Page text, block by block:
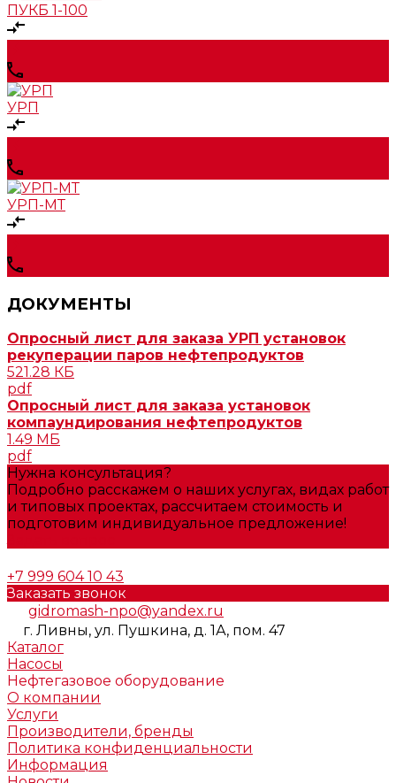
ПУКБ 1-100
УРП
УРП-МТ
ДОКУМЕНТЫ
Опросный лист для заказа УРП установок
рекуперации паров нефтепродуктов
521.28 КБ
pdf
Опросный лист для заказа установок
компаундирования нефтепродуктов
1.49 МБ
pdf
Нужна консультация?
Подробно расскажем о наших услугах, видах работ
и типовых проектах, рассчитаем стоимость и
подготовим индивидуальное предложение!
+7 999 604 10 43
Заказать звонок
gidromash-npo@yandex.ru
г. Ливны, ул. Пушкина, д. 1А, пом. 47
Каталог
Насосы
Нефтегазовое оборудование
О компании
Услуги
Производители, бренды
Политика конфиденциальности
Информация